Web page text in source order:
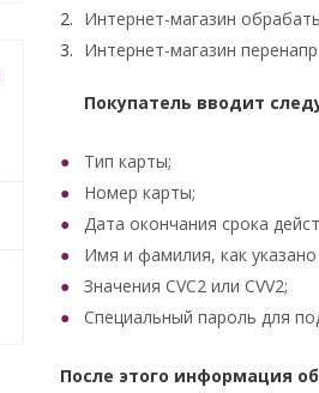
Интернет-магазин
Интернет-магазин
Покупатель вводит
Тип карты;
Номер карты;
Дата окончания срока
Имя и фамилия, как указано
Значения CVC2 или CVV2;
Специальный пароль для
После этого информация